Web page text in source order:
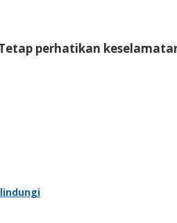
perhatikan